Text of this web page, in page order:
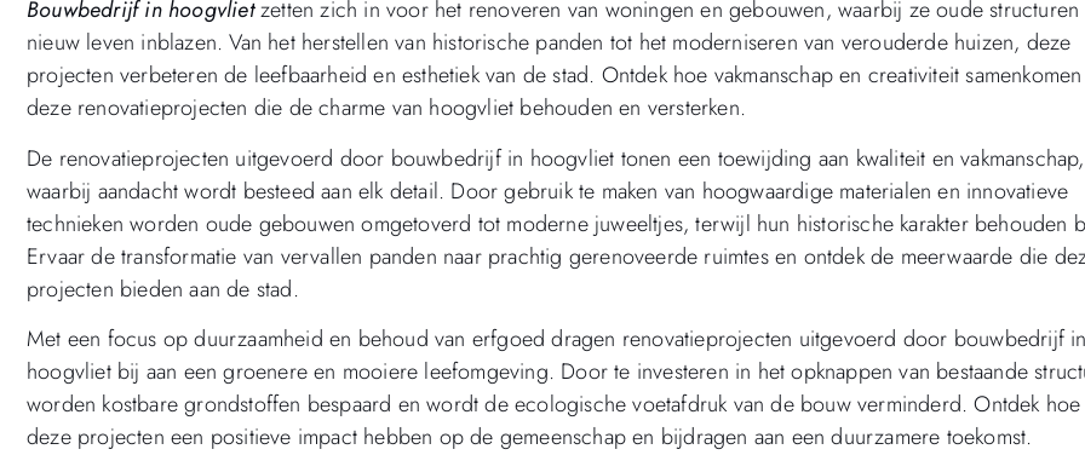
Bouwbedrijf in hoogvlietzetten zich in voor het renoveren van woningen en gebouwen, waarbij ze oude structuren
nieuw leven inblazen. Van het herstellen van historische panden tot het moderniseren van verouderde huizen, deze
projecten verbeteren de leefbaarheid en esthetiek van de stad. Ontdek hoe vakmanschap en creativiteit
deze renovatieprojecten die de charme van hoogvliet behouden en versterken.
De renovatieprojecten uitgevoerd door bouwbedrijf in hoogvliet tonen een toewijding aan kwaliteit en vakmanschap,
waarbij aandacht wordt besteed aan elk detail. Door gebruik te maken van hoogwaardige materialen en innovatieve
technieken worden oude gebouwen omgetoverd tot moderne juweeltjes, terwijl hun historische karakter behouden
Ervaar de transformatie van vervallen panden naar prachtig gerenoveerde ruimtes en ontdek de meerwaarde die
projecten bieden aan de stad.
Met een focus op duurzaamheid en behoud van erfgoed dragen renovatieprojecten uitgevoerd door bouwbedrijf in
hoogvliet bij aan een groenere en mooiere leefomgeving. Door te investeren in het opknappen van bestaande
worden kostbare grondstoffen bespaard en wordt de ecologische voetafdruk van de bouw verminderd. Ontdek hoe
deze projecten een positieve impact hebben op de gemeenschap en bijdragen aan een duurzamere toekomst.